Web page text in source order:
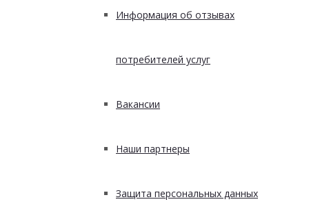
Информация об отзывах
потребителей услуг
Вакансии
Наши партнеры
Защита персональных данных